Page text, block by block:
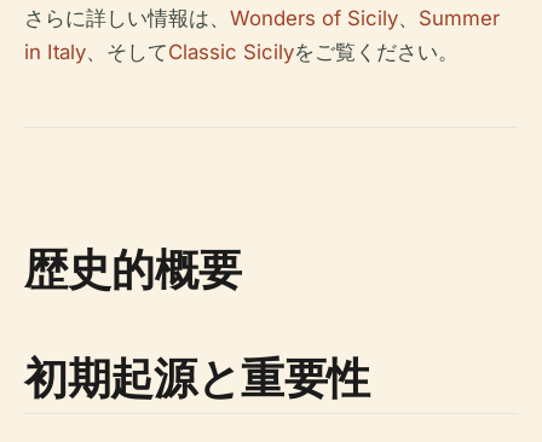
さらに詳しい情報は、 Wonders of Sicily、 Summer
in Italy、そしてClassic Sicilyをご覧ください。
歴史的概要
初期起源と重要性